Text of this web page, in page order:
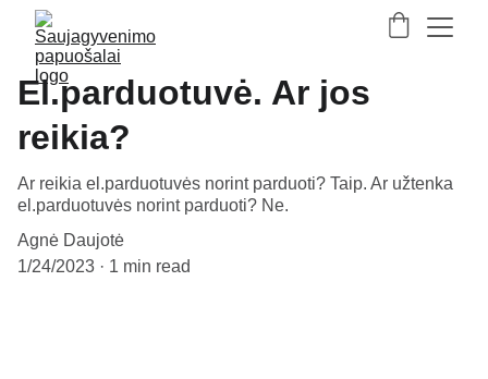
El.parduotuvė. Ar jos
reikia?
Ar reikia el.parduotuvės norint parduoti? Taip. Ar užtenka
el.parduotuvės norint parduoti? Ne.
Agnė Daujotė
1/24/2023
1 min read